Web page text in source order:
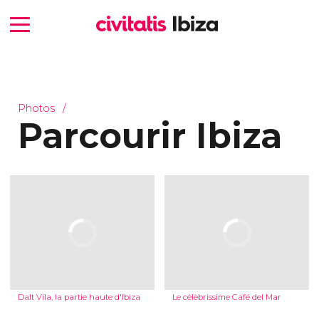
Photos
Parcourir Ibiza
Dalt Vila, la partie haute d'Ibiza Le célèbrissime Café del Mar